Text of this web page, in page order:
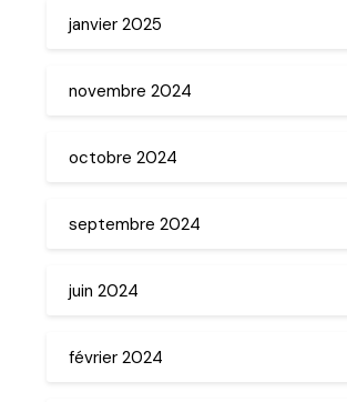
janvier 2025
novembre 2024
octobre 2024
septembre 2024
juin 2024
février 2024